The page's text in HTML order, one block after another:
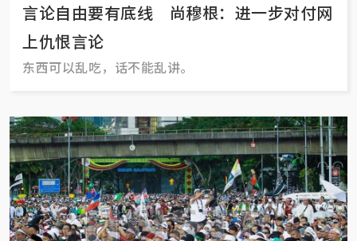
言论自由要有底线 尚穆根：进一步对付网
上仇恨言论
东西可以乱吃，话不能乱讲。